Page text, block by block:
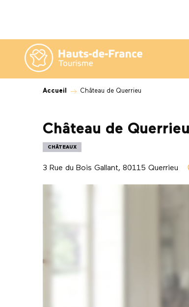
contenu
principal
Accueil Château de Querrieu
Château de Querrieu
CHÂTEAUX
3 Rue du Bois Gallant, 80115 Querrieu